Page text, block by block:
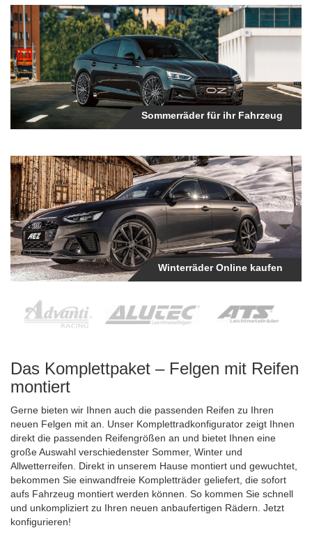
Sommerräder für ihr Fahrzeug
Sommerräder für ihr Fahrzeug
Winterräder für ihr Fahrzeug
Winterräder Online kaufen
Das Komplettpaket – Felgen mit Reifen
montiert
Gerne bieten wir Ihnen auch die passenden Reifen zu Ihren
neuen Felgen mit an. Unser Komplettradkonfigurator zeigt Ihnen
direkt die passenden Reifengrößen an und bietet Ihnen eine
große Auswahl verschiedenster Sommer, Winter und
Allwetterreifen. Direkt in unserem Hause montiert und gewuchtet,
bekommen Sie einwandfreie Kompletträder geliefert, die sofort
aufs Fahrzeug montiert werden können. So kommen Sie schnell
und unkompliziert zu Ihren neuen anbaufertigen Rädern. Jetzt
konfigurieren!